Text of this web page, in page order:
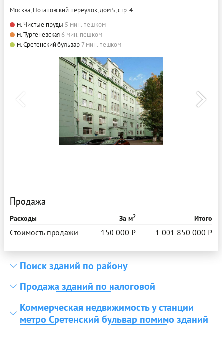
Москва, Потаповский переулок, дом 5, стр. 4
м. Чистые пруды 5 мин. пешком
м. Тургеневская 6 мин. пешком
м. Сретенский бульвар 7 мин. пешком
Продажа
Расходы За м2 Итого
Стоимость продажи 150 000 ₽ 1 001 850 000 ₽
Поиск зданий по району
Продажа зданий по налоговой
Коммерческая недвижимость у станции
метро Сретенский бульвар помимо зданий